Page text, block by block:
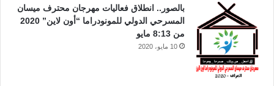
بالصور.. انطلاق فعاليات مهرجان محترف ميسان
المسرحي الدولي للمونودراما “أون لاين” 2020
من 8:13 مايو
10 مايو، 2020